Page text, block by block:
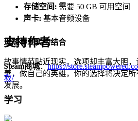
理想与现实的结合
故事情节贴近现实，选项却丰富大胆
善，做自己的英雄，你的选择将决定
发展。
存储空间: 需要 50 GB 可用空间
声卡: 基本音频设备
支持作者
Steam商城：https://
救/
学习